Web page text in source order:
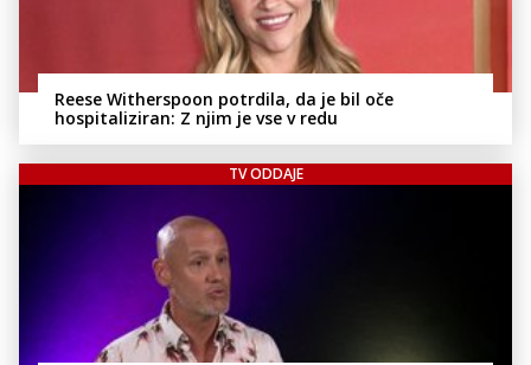
Reese Witherspoon potrdila, da je bil oče
hospitaliziran: Z njim je vse v redu
TV ODDAJE